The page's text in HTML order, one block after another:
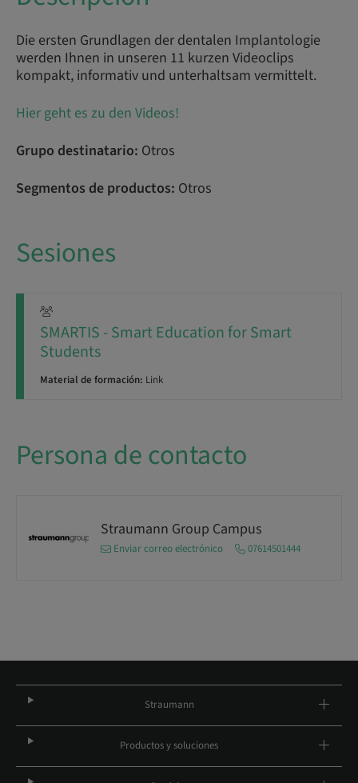
Die ersten Grundlagen der dentalen Implantologie
werden Ihnen in unseren 11 kurzen Videoclips
kompakt, informativ und unterhaltsam vermittelt.
Hier geht es zu den Videos!
Grupo destinatario: Otros
Segmentos de productos: Otros
Sesiones
SMARTIS - Smart Education for Smart
Students
Material de formación: Link
Persona de contacto
Straumann Group Campus
Enviar correo electrónico 07614501444
Straumann
Productos y soluciones